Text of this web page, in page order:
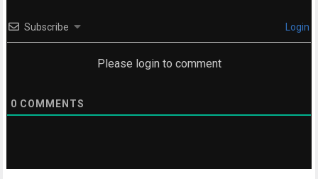
Subscribe Login
Please login to comment
0 COMMENTS